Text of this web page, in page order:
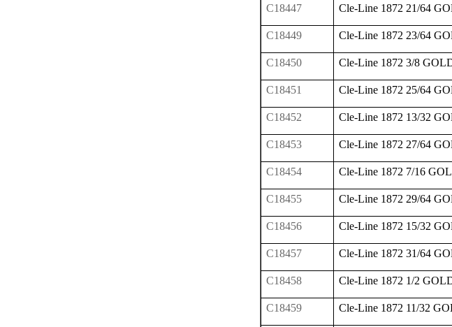
C18447 Cle-Line 1872 21/64
C18449 Cle-Line 1872 23/64
C18450 Cle-Line 1872 3/8
C18451 Cle-Line 1872 25/64
C18452 Cle-Line 1872 13/32
C18453 Cle-Line 1872 27/64
C18454 Cle-Line 1872 7/16
C18455 Cle-Line 1872 29/64
C18456 Cle-Line 1872 15/32
C18457 Cle-Line 1872 31/64
C18458 Cle-Line 1872 1/2
C18459 Cle-Line 1872 11/32